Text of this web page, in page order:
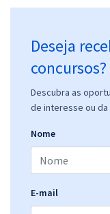
Deseja
concursos?
Descubra as
de interesse ou
Nome
E-mail